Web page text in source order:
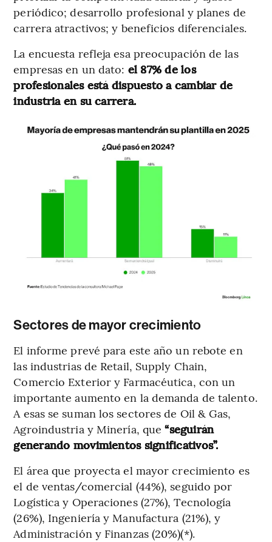
periódico; desarrollo profesional y planes de
carrera atractivos; y beneficios diferenciales.
La encuesta refleja esa preocupación de las
empresas en un dato: el 87% de los
profesionales está dispuesto a cambiar de
industria en su carrera.
Sectores de mayor crecimiento
El informe prevé para este año un rebote en
las industrias de Retail, Supply Chain,
Comercio Exterior y Farmacéutica, con un
importante aumento en la demanda de talento.
A esas se suman los sectores de Oil & Gas,
Agroindustria y Minería, que“seguirán
generando movimientos significativos”.
El área que proyecta el mayor crecimiento es
el de ventas/comercial (44%), seguido por
Logística y Operaciones (27%), Tecnología
(26%), Ingeniería y Manufactura (21%), y
Administración y Finanzas (20%)(*).